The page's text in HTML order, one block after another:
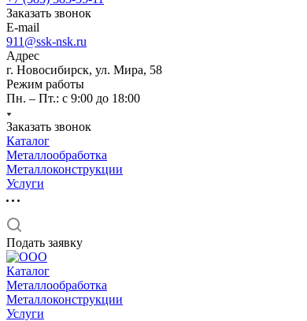
Заказать звонок
E-mail
911@ssk-nsk.ru
Адрес
г. Новосибирск, ул. Мира, 58
Режим работы
Пн. – Пт.: с 9:00 до 18:00
Заказать звонок
Каталог
Металлообработка
Металлоконструкции
Услуги
Подать заявку
Каталог
Металлообработка
Металлоконструкции
Услуги